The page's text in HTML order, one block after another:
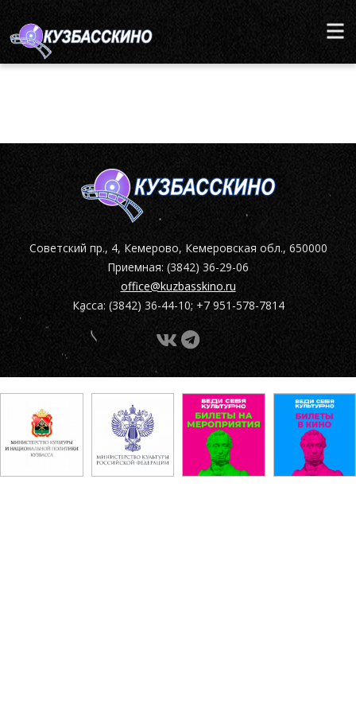
Советский пр., 4, Кемерово, Кемеровская обл., 650000
Приемная: (3842) 36-29-06
office@kuzbasskino.ru
Касса: (3842) 36-44-10; +7 951-578-7814